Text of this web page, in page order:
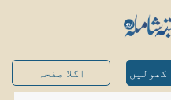
کھولیں اگلا صفحہ